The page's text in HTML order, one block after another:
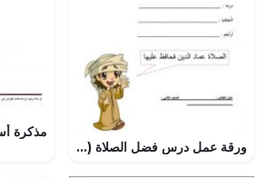
ورقة عمل درس فضل الصلاة (تربية اسلامية) الثاني